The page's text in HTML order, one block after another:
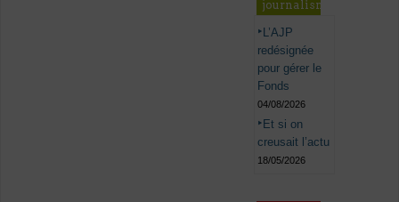
journalisme
L’AJP
redésignée
pour gérer le
Fonds
04/08/2026
Et si on
creusait l’actu
18/05/2026